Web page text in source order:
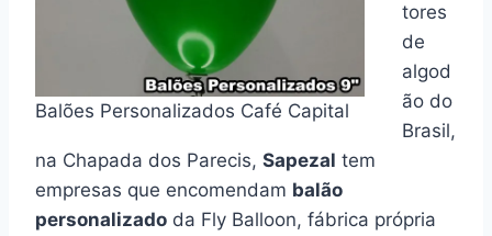
Balões Personalizados Café Capital
tores
de
algod
ão do
Brasil,
na Chapada dos Parecis, Sapezal tem
empresas que encomendam balão
personalizado da Fly Balloon, fábrica própria